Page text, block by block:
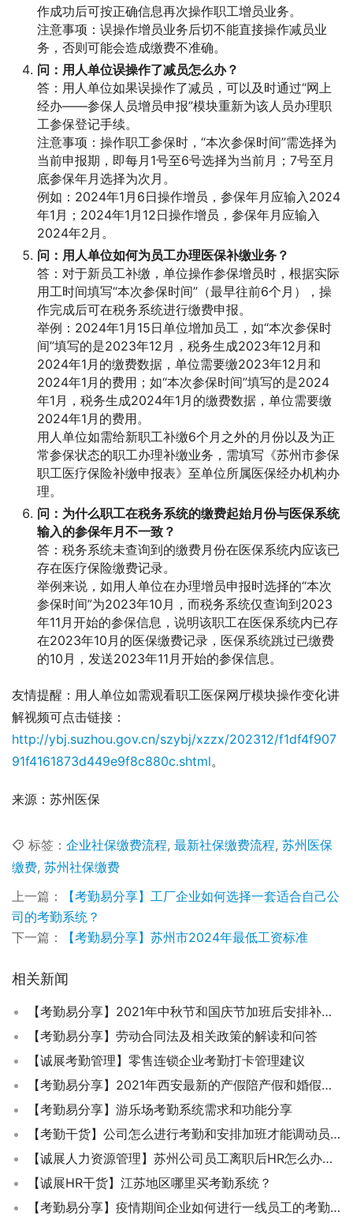
作成功后可按正确信息再次操作职工增员业务。
注意事项：误操作增员业务后切不能直接操作减员业
务，否则可能会造成缴费不准确。
问：用人单位误操作了减员怎么办？
答：用人单位如果误操作了减员，可以及时通过“网上
经办——参保人员增员申报”模块重新为该人员办理职
工参保登记手续。
注意事项：操作职工参保时，“本次参保时间”需选择为
当前申报期，即每月1号至6号选择为当前月；7号至月
底参保年月选择为次月。
例如：2024年1月6日操作增员，参保年月应输入2024
年1月；2024年1月12日操作增员，参保年月应输入
2024年2月。
问：用人单位如何为员工办理医保补缴业务？
答：对于新员工补缴，单位操作参保增员时，根据实际
用工时间填写“本次参保时间”（最早往前6个月），操
作完成后可在税务系统进行缴费申报。
举例：2024年1月15日单位增加员工，如“本次参保时
间”填写的是2023年12月，税务生成2023年12月和
2024年1月的缴费数据，单位需要缴2023年12月和
2024年1月的费用；如“本次参保时间”填写的是2024
年1月，税务生成2024年1月的缴费数据，单位需要缴
2024年1月的费用。
用人单位如需给新职工补缴6个月之外的月份以及为正
常参保状态的职工办理补缴业务，需填写《苏州市参保
职工医疗保险补缴申报表》至单位所属医保经办机构办
理。
问：为什么职工在税务系统的缴费起始月份与医保系统
输入的参保年月不一致？
答：税务系统未查询到的缴费月份在医保系统内应该已
存在医疗保险缴费记录。
举例来说，如用人单位在办理增员申报时选择的“本次
参保时间”为2023年10月，而税务系统仅查询到2023
年11月开始的参保信息，说明该职工在医保系统内已存
在2023年10月的医保缴费记录，医保系统跳过已缴费
的10月，发送2023年11月开始的参保信息。
友情提醒：用人单位如需观看职工医保网厅模块操作变化讲
解视频可点击链接：
http://ybj.suzhou.gov.cn/szybj/xzzx/202312/f1df4f907
91f4161873d449e9f8c880c.shtml。
来源：苏州医保
标签： 企业社保缴费流程, 最新社保缴费流程, 苏州医保
缴费, 苏州社保缴费
上一篇：
【考勤易分享】工厂企业如何选择一套适合自己公
司的考勤系统？
下一篇：
【考勤易分享】苏州市2024年最低工资标准
相关新闻
【考勤易分享】2021年中秋节和国庆节加班后安排补休可以不给加班费吗？
【考勤易分享】劳动合同法及相关政策的解读和问答
【诚展考勤管理】零售连锁企业考勤打卡管理建议
【考勤易分享】2021年西安最新的产假陪产假和婚假该怎么休？
【考勤易分享】游乐场考勤系统需求和功能分享
【考勤干货】公司怎么进行考勤和安排加班才能调动员工的积极性?
【诚展人力资源管理】苏州公司员工离职后HR怎么办理退工手续？
【诚展HR干货】江苏地区哪里买考勤系统？
【考勤易分享】疫情期间企业如何进行一线员工的考勤管理？